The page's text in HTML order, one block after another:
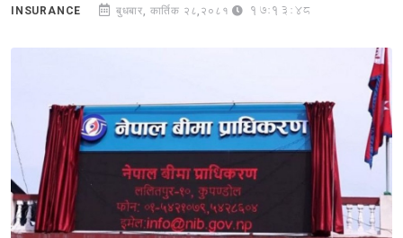
INSURANCE बुधबार, कार्तिक २८,२०८१ 17:13:48